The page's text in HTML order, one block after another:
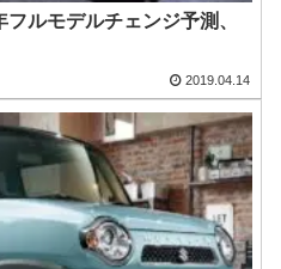
ルモデルチェンジ予測、
2019.04.14